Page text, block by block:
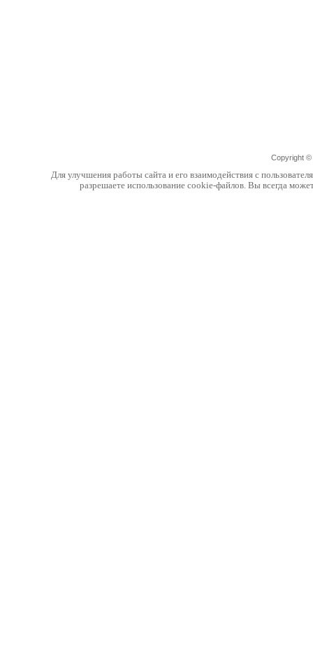
Copyright ©
Для улучшения работы сайта и его взаимодействия с
разрешаете использование cookie-файлов. Вы всегда